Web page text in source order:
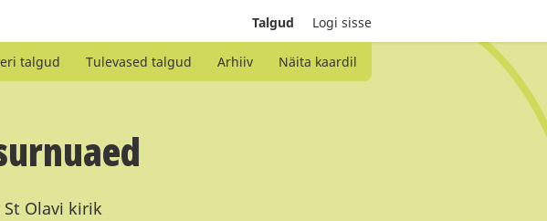
Talgud Logi sisse
talgud Tulevased talgud Arhiiv Näita kaardil
St Olavi kirik